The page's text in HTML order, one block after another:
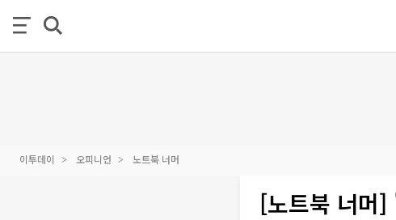
이투데이 오피니언 노트북 너머
[노트북 너머]